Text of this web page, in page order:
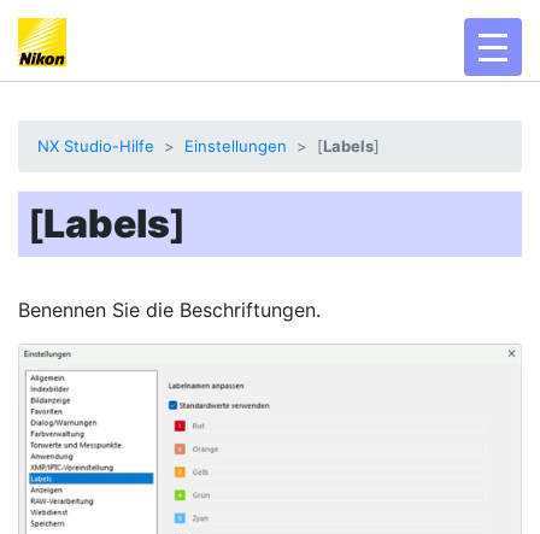
NX Studio-Hilfe Einstellungen [Labels]
[Labels]
Benennen Sie die Beschriftungen.